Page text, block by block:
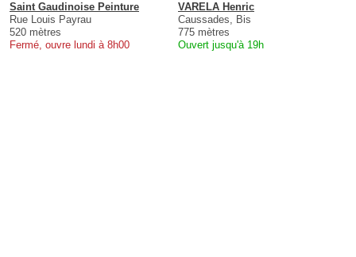
Saint Gaudinoise Peinture
Rue Louis Payrau
520 mètres
Fermé, ouvre lundi à 8h00
VARELA Henric
Caussades, Bis
775 mètres
Ouvert jusqu'à 19h